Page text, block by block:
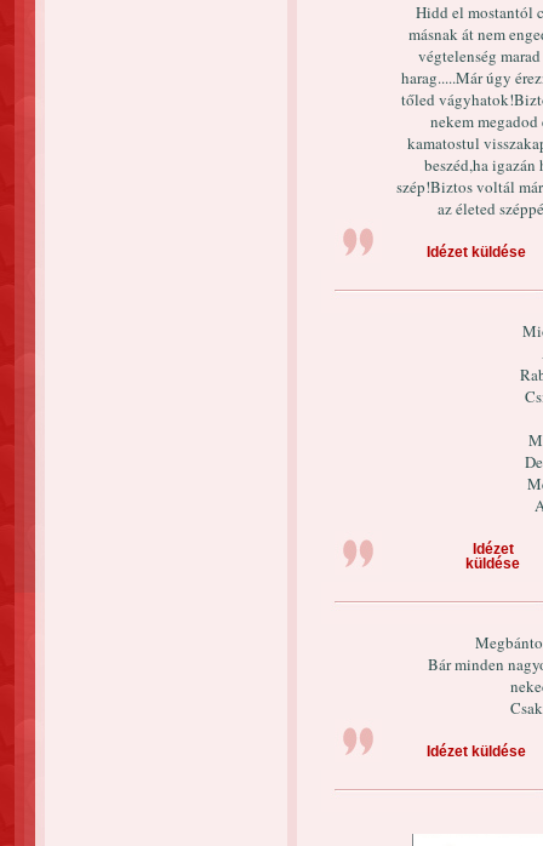
Hidd el mostantól
másnak át nem
végtelenség
harag.....Már úgy
tőled
nekem
kamatostul
beszéd,ha
szép!Biztos voltál
az életed
Idézet küldése
Idézet
küldése
Bár minden
Idézet küldése